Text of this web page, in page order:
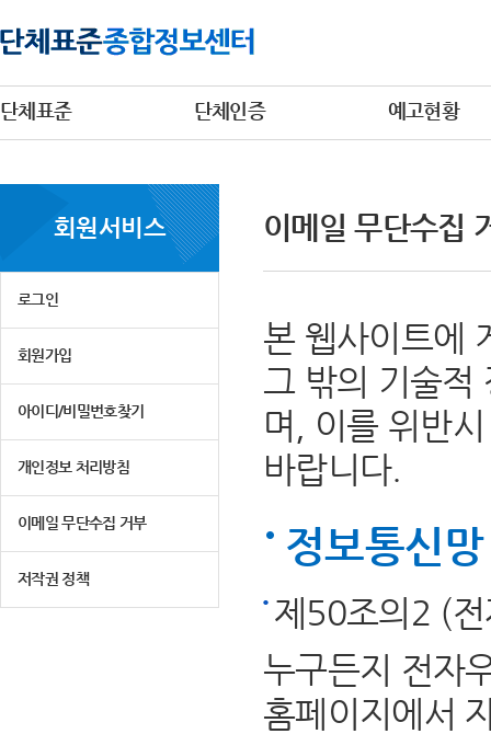
단체표준 단체인증 예고현황
회원서비스
로그인
회원가입
아이디/비밀번호찾기
개인정보 처리방침
이메일 무단수집 거부
저작권 정책
이메일 무단수집
본 웹사이트에
그 밖의 기술적
며, 이를 위반
바랍니다.
정보통신
제50조의2 (
누구든지 전자
홈페이지에서